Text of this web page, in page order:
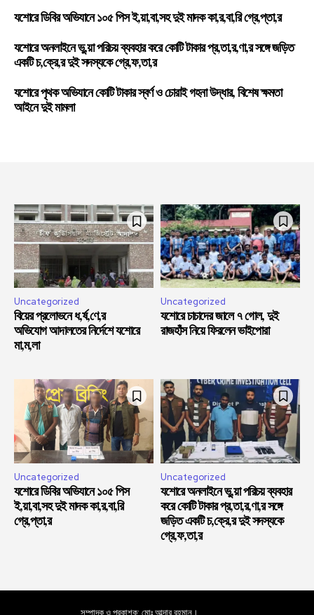
যশোরে ডিবির অভিযানে ১০৫ পিস ই,য়া,বা,সহ দুই মাদক কা,র,বা,রি গ্রে,প্তা,র
যশোরে অনলাইনে ভু,য়া পরিচয় ব্যবহার করে কোটি টাকার প্র,তা,র,ণা,র সঙ্গে জড়িত
একটি চ,ক্রে,র দুই সদস্যকে গ্রে,ফ,তা,র
যশোরে পৃথক অভিযানে কোটি টাকার স্বর্ণ ও চোরাই গহনা উদ্ধার, বিশেষ ক্ষমতা
আইনে দুই মামলা
Uncategorized
বিয়ের প্রলোভনে ধ,র্ষ,ণে,র
অভিযোগ আদালতের নির্দেশে যশোরে
মা,ম,লা
Uncategorized
যশোরে চাচাদের জালে ৭ গোল, দুই
রাজহাঁস নিয়ে ফিরলেন ভাইপোরা
Uncategorized
যশোরে ডিবির অভিযানে ১০৫ পিস
ই,য়া,বা,সহ দুই মাদক কা,র,বা,রি
গ্রে,প্তা,র
Uncategorized
যশোরে অনলাইনে ভু,য়া পরিচয় ব্যবহার
করে কোটি টাকার প্র,তা,র,ণা,র সঙ্গে
জড়িত একটি চ,ক্রে,র দুই সদস্যকে
গ্রে,ফ,তা,র
সম্পাদক ও প্রকাশক: মোঃ আব্দার রহমান।